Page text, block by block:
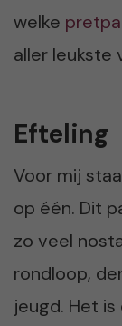
welke
aller leukste
Efteling
Voor mij
op één. Dit
zo veel
rondloop,
jeugd. Het